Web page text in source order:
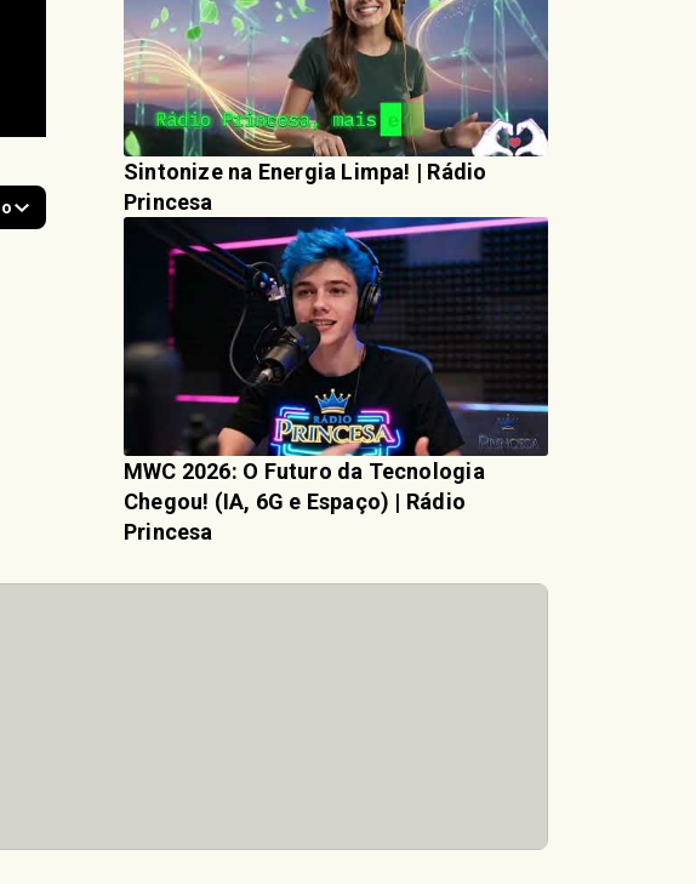
Sintonize na Energia Limpa! | Rádio
Princesa
MWC 2026: O Futuro da Tecnologia
Chegou! (IA, 6G e Espaço) | Rádio
Princesa